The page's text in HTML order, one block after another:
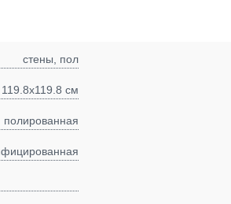
стены, пол
см
полированная